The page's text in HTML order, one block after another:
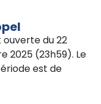
du 22
2025 (23h59). Le
est de